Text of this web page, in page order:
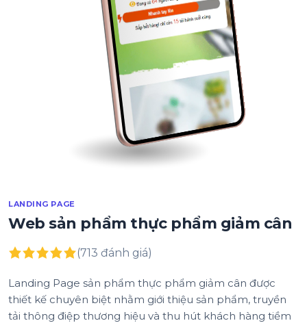
LANDING PAGE
Web sản phẩm thực phẩm giảm cân
(713 đánh giá)
Landing Page sản phẩm thực phẩm giảm cân được
thiết kế chuyên biệt nhằm giới thiệu sản phẩm, truyền
tải thông điệp thương hiệu và thu hút khách hàng tiềm